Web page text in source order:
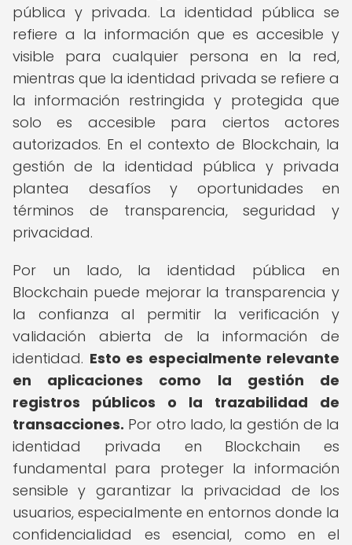
pública y privada. La identidad pública se
refiere a la información que es accesible y
visible para cualquier persona en la red,
mientras que la identidad privada se refiere a
la información restringida y protegida que
solo es accesible para ciertos actores
autorizados. En el contexto de Blockchain, la
gestión de la identidad pública y privada
plantea desafíos y oportunidades en
términos de transparencia, seguridad y
privacidad.
Por un lado, la identidad pública en
Blockchain puede mejorar la transparencia y
la confianza al permitir la verificación y
validación abierta de la información de
identidad. Esto es especialmente relevante
en aplicaciones como la gestión de
registros públicos o la trazabilidad de
transacciones. Por otro lado, la gestión de la
identidad privada en Blockchain es
fundamental para proteger la información
sensible y garantizar la privacidad de los
usuarios, especialmente en entornos donde la
confidencialidad es esencial, como en el